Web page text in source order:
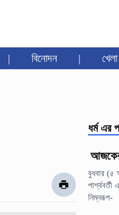
| বিনোদন | খেলা
ধর্ম এর
বুধবার (৫
নিম্নরূপ-